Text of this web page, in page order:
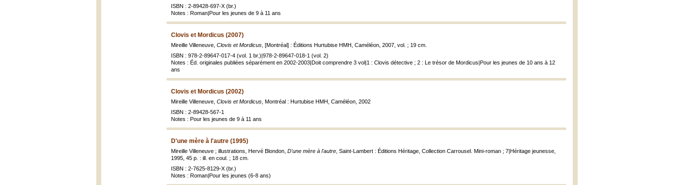
ISBN : 2-89428-697-X (br.)
Notes : Roman|Pour les jeunes de 9 à 11 ans
Clovis et Mordicus (2007)
Mireille Villeneuve, Clovis et Mordicus , [Montréal] : Éditions Hurtubise HMH, Caméléon, 2007, vol. ; 19 cm.
ISBN : 978-2-89647-017-4 (vol. 1 br.)|978-2-89647-018-1 (vol. 2)
Notes : Éd. originales publiées séparément en 2002-2003|Doit comprendre 3 vol|1 : Clovis détective ; 2 : Le trésor de Mordicus|Pour les jeunes de 10 ans à 12
ans
Clovis et Mordicus (2002)
Mireille Villeneuve, Clovis et Mordicus , Montréal : Hurtubise HMH, Caméléon, 2002
ISBN : 2-89428-567-1
Notes : Pour les jeunes de 9 à 11 ans
D'une mère à l'autre (1995)
Mireille Villeneuve ; illustrations, Hervé Blondon, D'une mère à l'autre , Saint-Lambert : Éditions Héritage, Collection Carrousel. Mini-roman ; 7|Héritage jeunesse,
1995, 45 p. : ill. en coul. ; 18 cm.
ISBN : 2-7625-8129-X (br.)
Notes : Roman|Pour les jeunes (6-8 ans)